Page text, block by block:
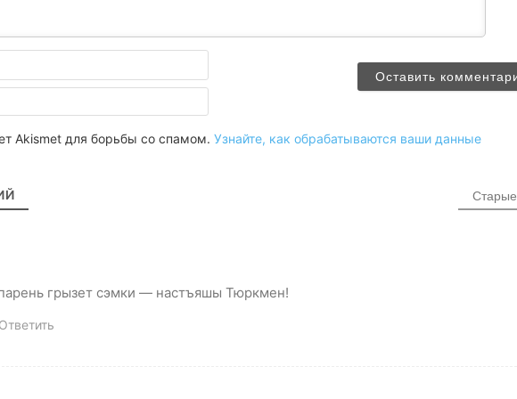
Akismet для борьбы со спамом. Узнайте, как обрабатываются ваши данные
Старые
грызет сэмки — настъяшы Тюркмен!
Ответить